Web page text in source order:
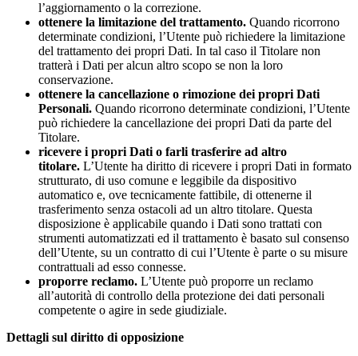
l’aggiornamento o la correzione.
ottenere la limitazione del trattamento. Quando ricorrono
determinate condizioni, l’Utente può richiedere la limitazione
del trattamento dei propri Dati. In tal caso il Titolare non
tratterà i Dati per alcun altro scopo se non la loro
conservazione.
ottenere la cancellazione o rimozione dei propri Dati
Personali. Quando ricorrono determinate condizioni, l’Utente
può richiedere la cancellazione dei propri Dati da parte del
Titolare.
ricevere i propri Dati o farli trasferire ad altro
titolare. L’Utente ha diritto di ricevere i propri Dati in formato
strutturato, di uso comune e leggibile da dispositivo
automatico e, ove tecnicamente fattibile, di ottenerne il
trasferimento senza ostacoli ad un altro titolare. Questa
disposizione è applicabile quando i Dati sono trattati con
strumenti automatizzati ed il trattamento è basato sul consenso
dell’Utente, su un contratto di cui l’Utente è parte o su misure
contrattuali ad esso connesse.
proporre reclamo. L’Utente può proporre un reclamo
all’autorità di controllo della protezione dei dati personali
competente o agire in sede giudiziale.
Dettagli sul diritto di opposizione